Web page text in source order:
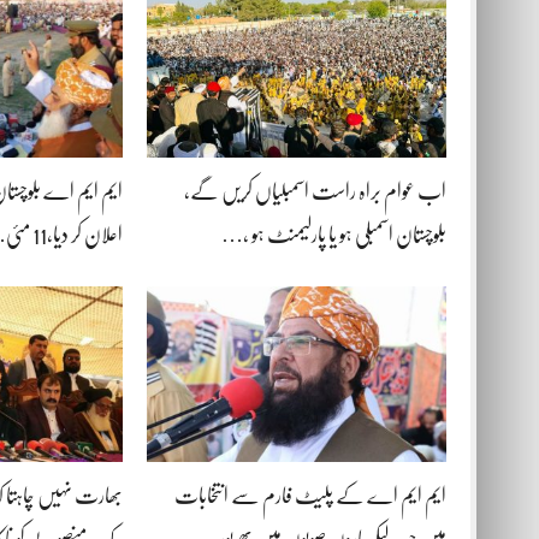
اب عوام براہ راست اسمبلیاں کریں گے،
بلوچستان اسمبلی ہو یا پارلیمنٹ ہو ،…
ایم ایم اے
اعلان کر دیا،11 مئی…
ایم ایم اے کے پلیٹ فارم سے انتخابات بھارت نہیں چاہتا